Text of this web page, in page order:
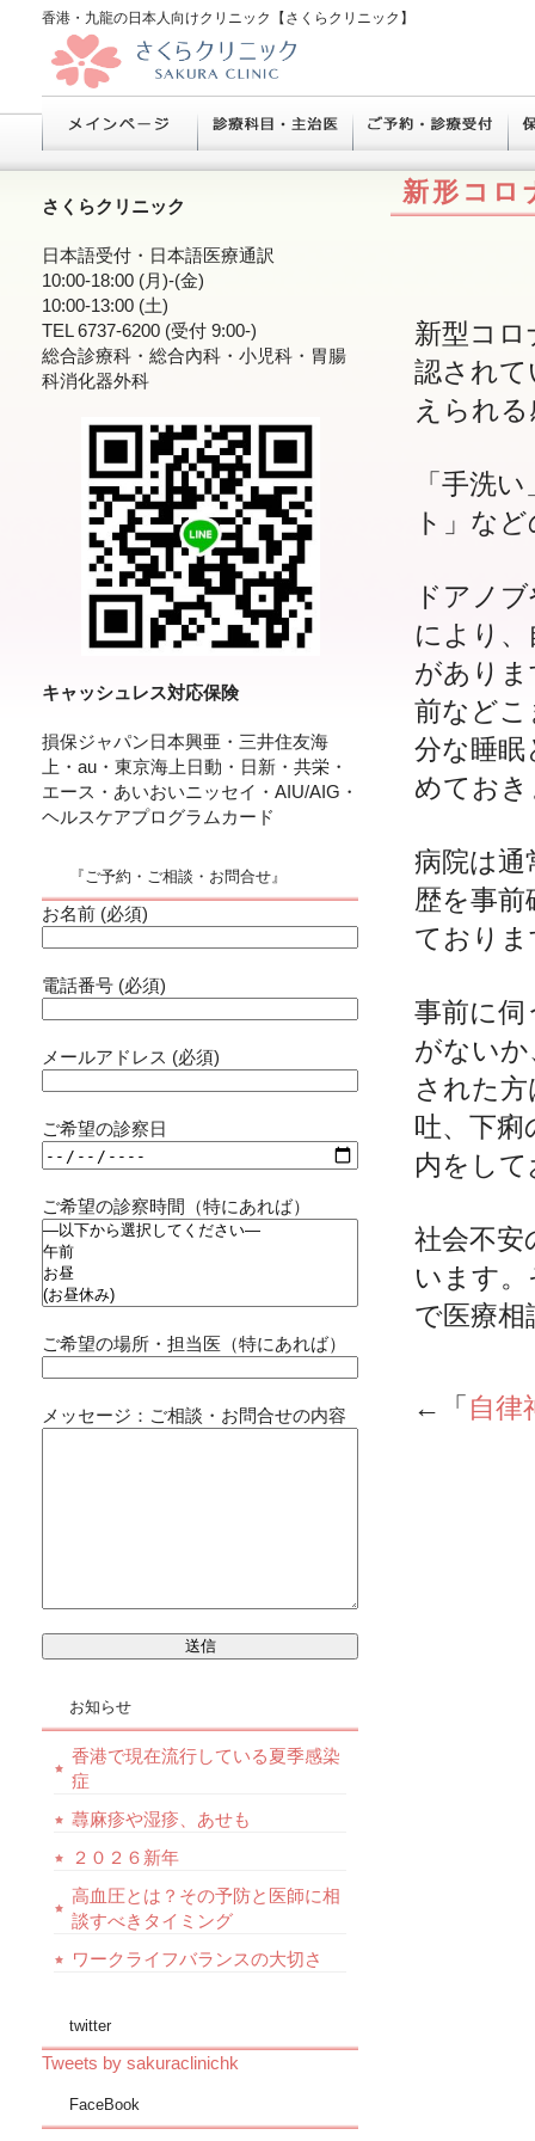
香港・九龍の日本人向けクリニック【さくらクリニック】
新形コロ
新型コ
認され
えられ
「手洗
ト」な
ドアノ
により
があり
前など
分な睡眠
めてお
病院は通
歴を事
ており
事前に伺
がない
された
吐、下
内をし
社会不安
います
で医療
←「自律
さくらクリニック
日本語受付・日本語医療通訳
10:00-18:00 (月)-(金)
10:00-13:00 (土)
TEL 6737-6200 (受付 9:00-)
総合診療科・総合內科・小児科・胃腸
科消化器外科
キャッシュレス対応保険
損保ジャパン日本興亜・三井住友海
上・au・東京海上日動・日新・共栄・
エース・あいおいニッセイ・AIU/AIG・
ヘルスケアプログラムカード
『ご予約・ご相談・お問合せ』
お名前 (必須)
電話番号 (必須)
メールアドレス (必須)
ご希望の診察日
ご希望の診察時間（特にあれば）
ご希望の場所・担当医（特にあれば）
メッセージ：ご相談・お問合せの内容
お知らせ
香港で現在流行している夏季感染
症
蕁麻疹や湿疹、あせも
２０２６新年
高血圧とは？その予防と医師に相
談すべきタイミング
ワークライフバランスの大切さ
twitter
Tweets by sakuraclinichk
FaceBook